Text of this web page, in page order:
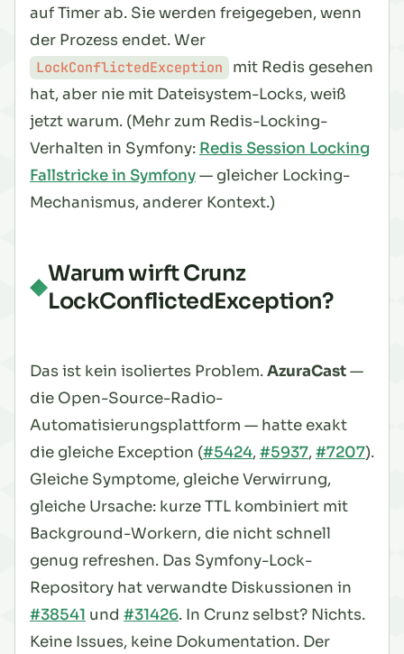
auf Timer ab. Sie werden freigegeben, wenn
der Prozess endet. Wer
LockConflictedException
mit Redis gesehen
hat, aber nie mit Dateisystem-Locks, weiß
jetzt warum. (Mehr zum Redis-Locking-
Verhalten in Symfony: Redis Session Locking
Fallstricke in Symfony— gleicher Locking-
Mechanismus, anderer Kontext.)
Warum wirft Crunz
LockConflictedException?
Das ist kein isoliertes Problem.AzuraCast—
die Open-Source-Radio-
Automatisierungsplattform — hatte exakt
die gleiche Exception (#5424,#5937,#7207).
Gleiche Symptome, gleiche Verwirrung,
gleiche Ursache: kurze TTL kombiniert mit
Background-Workern, die nicht schnell
genug refreshen. Das Symfony-Lock-
Repository hat verwandte Diskussionen in
#38541 und #31426. In Crunz selbst? Nichts.
Keine Issues, keine Dokumentation. Der